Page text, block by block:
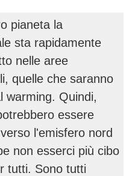
pianeta la
sta rapidamente
nelle aree
quelle che saranno
warming. Quindi,
essere
l'emisfero nord
non esserci più cibo
tutti. Sono tutti